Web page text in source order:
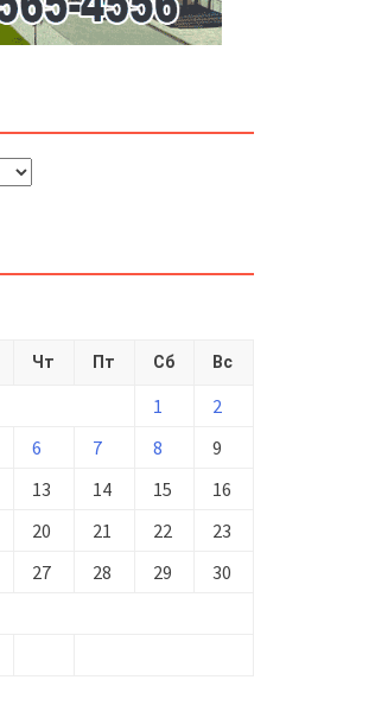
Чт Пт Сб Вс
1
2
6 7 8
9
13 14 15
16
20 21 22
23
27 28 29
30